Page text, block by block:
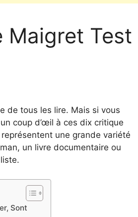
Maigret Test
de tous les lire. Mais si vous
coup d’œil à ces dix critique
une grande variété
un livre documentaire ou
Sont